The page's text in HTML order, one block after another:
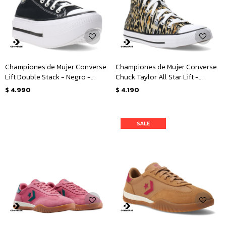
Championes de Mujer Converse
Lift Double Stack - Negro -
Blanco
$ 4.990
Championes de Mujer Converse
Chuck Taylor All Star Lift -
Animal Print
$ 4.190